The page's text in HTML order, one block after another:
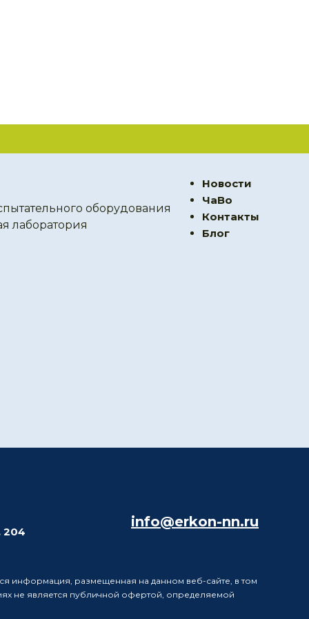
оборудования
лаборатория
Новости
ЧаВо
Контакты
Блог
204
info@erkon-nn.ru
информация, размещенная на данном веб-сайте, в том
не является публичной офертой, определяемой